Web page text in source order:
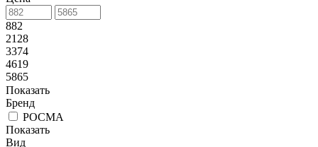
882
2128
3374
4619
5865
Показать
Бренд
РОСМА
Показать
Вид